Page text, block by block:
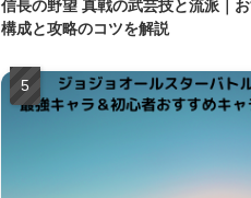
信長の野望 真戦の武芸技と流派｜
構成と攻略のコツを解説